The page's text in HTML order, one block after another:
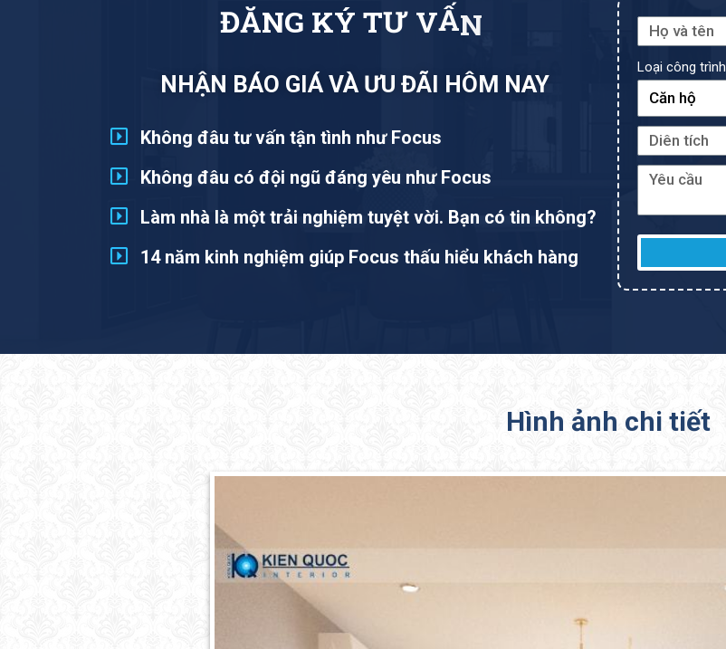
ĐĂNG KÝ TƯ VẤN
NHẬN BÁO GIÁ VÀ ƯU ĐÃI HÔM NAY
Không đâu tư vấn tận tình như Focus
Không đâu có đội ngũ đáng yêu như Focus
Làm nhà là một trải nghiệm tuyệt vời. Bạn có tin không?
14 năm kinh nghiệm giúp Focus thấu hiểu khách hàng
Loại công trình
Hình ảnh chi tiết